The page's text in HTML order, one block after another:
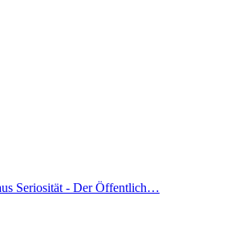
Seriosität - Der Öffentlich…